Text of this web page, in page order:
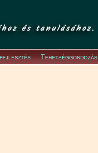
és tanulásához.
Tehetséggondozás